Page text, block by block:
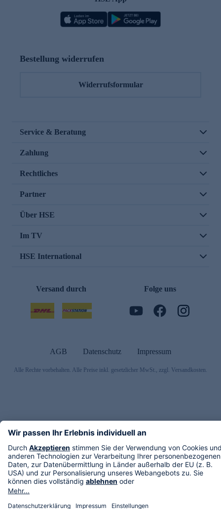
Bestellung widerrufen
Widerrufsformular
Service & Beratung
Zahlung
Rechtliches
Partner
Über HSE
Im TV
HSE International
Versand durch Folge uns
AGB Datenschutz Impressum
Alle Rechte vorbehalten. Alle Preise inkl. gesetzlicher MwSt., zzgl. Versandkosten.